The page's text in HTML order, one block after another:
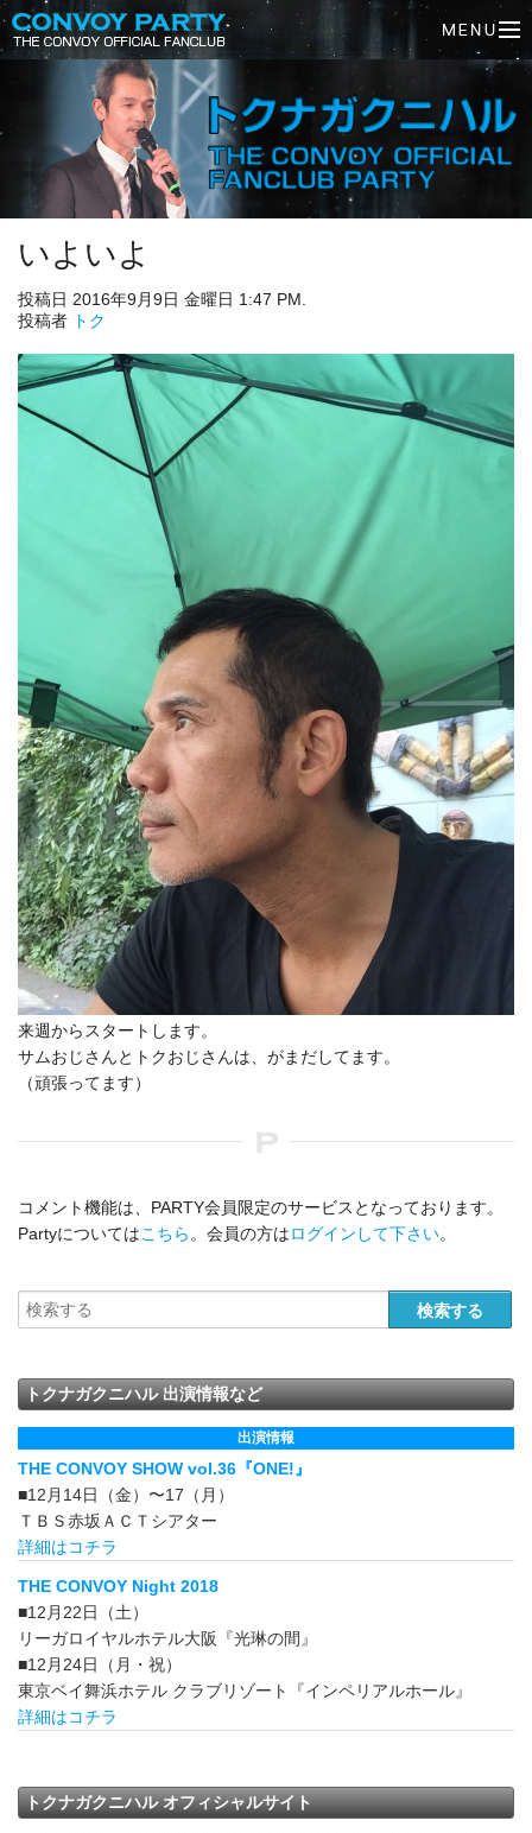
いよいよ
投稿日 2016年9月9日 金曜日 1:47 PM.
投稿者 トク
来週からスタートします。
サムおじさんとトクおじさんは、がまだしてます。
（頑張ってます）
コメント機能は、PARTY会員限定のサービスとなっております。
Partyについてはこちら。会員の方はログインして下さい。
トクナガクニハル 出演情報など
出演情報
THE CONVOY SHOW vol.36『ONE!』
■12月14日（金）〜17（月）
ＴＢＳ赤坂ＡＣＴシアター
詳細はコチラ
THE CONVOY Night 2018
■12月22日（土）
リーガロイヤルホテル大阪『光琳の間』
■12月24日（月・祝）
東京ベイ舞浜ホテル クラブリゾート『インペリアルホール』
詳細はコチラ
トクナガクニハル オフィシャルサイト